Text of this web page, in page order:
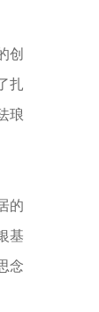
创
扎
琅
的
基
念